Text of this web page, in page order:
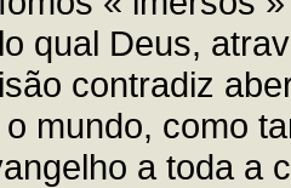
qual Deus,
contradiz
mundo, como
a toda a